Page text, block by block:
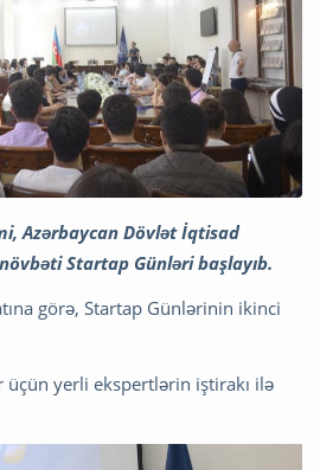
Azərbaycan Dövlət İqtisad
Startap Günləri başlayıb.
görə, Startap Günlərinin ikinci
üçün yerli ekspertlərin iştirakı ilə